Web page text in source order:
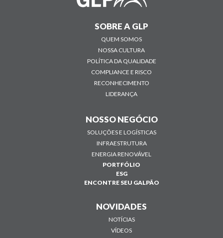
SOBRE A GLP
QUEM SOMOS
NOSSA CULTURA
POLÍTICA DA QUALIDADE
COMPLIANCE E RISCO
RECONHECIMENTO
LIDERANÇA
NOSSO NEGÓCIO
SOLUÇÕES E LOGÍSTICAS
INFRAESTRUTURA
ENERGIA RENOVÁVEL
PORTFÓLIO
ESG
ENCONTRE SEU GALPÃO
NOVIDADES
NOTÍCIAS
VÍDEOS